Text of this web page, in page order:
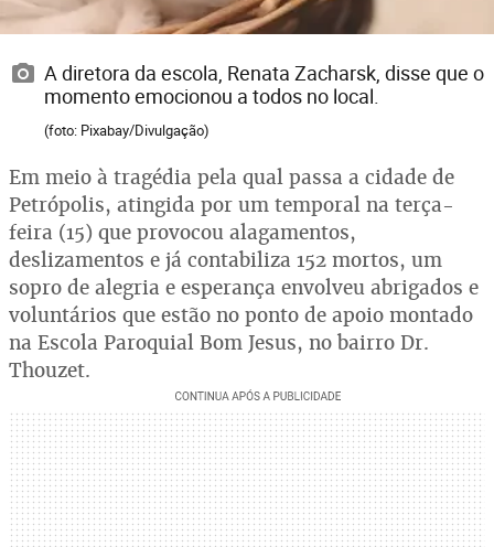
A diretora da escola, Renata Zacharsk, disse que o
momento emocionou a todos no local.
(foto: Pixabay/Divulgação)
Em meio à tragédia pela qual passa a cidade de
Petrópolis, atingida por um temporal na terça-
feira (15) que provocou alagamentos,
deslizamentos e já contabiliza 152 mortos, um
sopro de alegria e esperança envolveu abrigados e
voluntários que estão no ponto de apoio montado
na Escola Paroquial Bom Jesus, no bairro Dr.
Thouzet.